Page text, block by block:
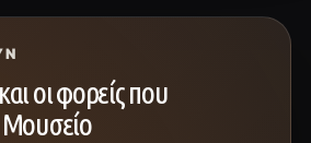
οι φορείς που
Μουσείο